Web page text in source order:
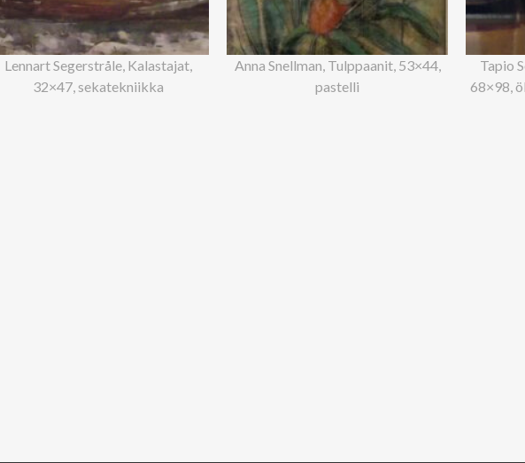
Lennart Segerstråle, Kalastajat,
32×47, sekatekniikka
Anna Snellman, Tulppaanit, 53×44,
pastelli
Tapio
68×98,